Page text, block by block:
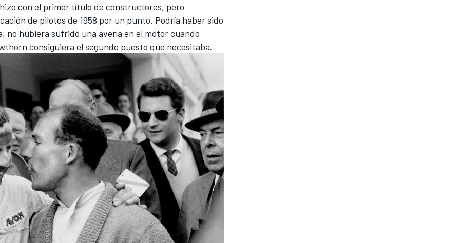
con el primer título de constructores, pero
de pilotos de 1958 por un punto. Podría haber sido
no hubiera sufrido una avería en el motor cuando
consiguiera el segundo puesto que necesitaba.